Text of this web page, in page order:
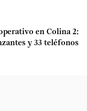
en Colina 2:
y 33 teléfonos